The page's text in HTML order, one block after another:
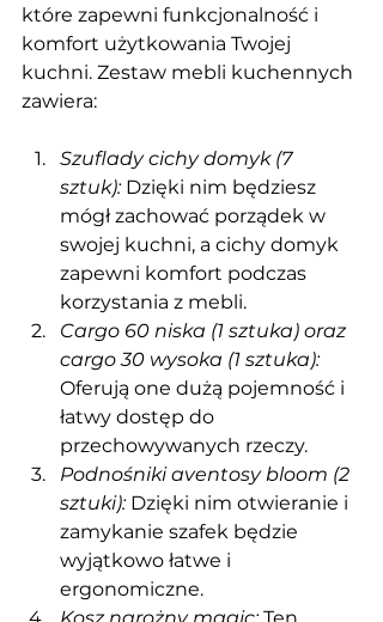
które zapewni funkcjonalność i
komfort użytkowania Twojej
kuchni. Zestaw mebli kuchennych
zawiera:
Szuflady cichy domyk (7
sztuk): Dzięki nim będziesz
mógł zachować porządek w
swojej kuchni, a cichy domyk
zapewni komfort podczas
korzystania z mebli.
Cargo 60 niska (1 sztuka) oraz
cargo 30 wysoka (1 sztuka):
Oferują one dużą pojemność i
łatwy dostęp do
przechowywanych rzeczy.
Podnośniki aventosy bloom (2
sztuki): Dzięki nim otwieranie i
zamykanie szafek będzie
wyjątkowo łatwe i
ergonomiczne.